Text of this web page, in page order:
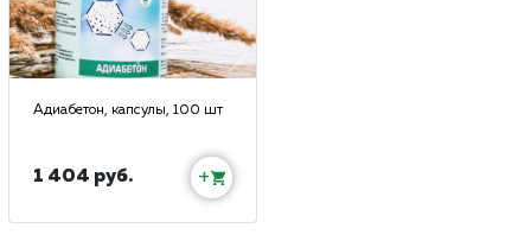
Адиабетон, капсулы, 100 шт
1 404 руб. +